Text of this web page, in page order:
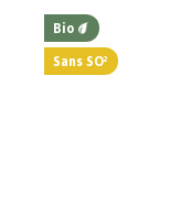
Bio
Sans SO²